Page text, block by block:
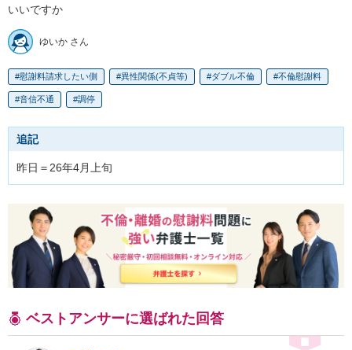
いいですか
ゆいか さん
慰謝料請求したい側 異性関係(不貞等) ダブル不倫 不倫慰謝料
音信不通 調停
追記
昨日＝26年4月上旬
ベストアンサーに選ばれた回答